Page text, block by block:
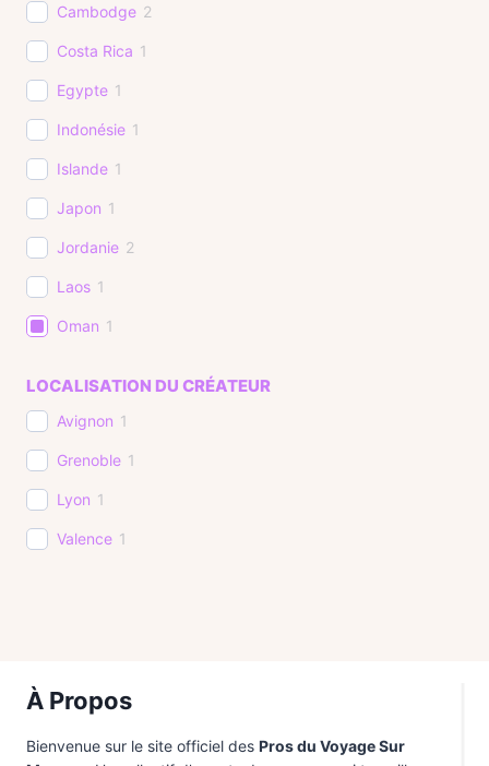
Cambodge 2
Costa Rica 1
Egypte 1
Indonésie 1
Islande 1
Japon 1
Jordanie 2
Laos 1
Oman 1
LOCALISATION DU CRÉATEUR
Avignon 1
Grenoble 1
Lyon 1
Valence 1
À Propos
Bienvenue sur le site officiel des Pros du Voyage Sur